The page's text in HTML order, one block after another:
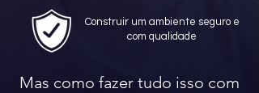
Construir um ambiente seguro e
com qualidade
Mas como fazer tudo isso com